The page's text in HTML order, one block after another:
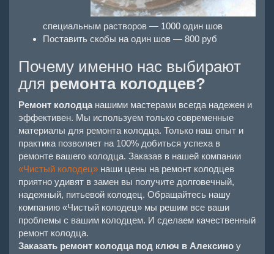
специальным растворов — 1000 один шов
Поставить скобы на один шов — 800 руб
Почему именно нас выбирают
для ремонта колодцев?
Ремонт колодца нашими мастерами всегда надежен и
эффективен. Мы используем только современные
материалы для ремонта колодца. Только наш опыт и
практика позволяет на 100% добиться успеха в
ремонте вашего колодца. Заказав в нашей компании
«Чистый колодец» наши цены на ремонт колодцев
приятно удивят в замен вы получите долговечный,
надежный, питьевой колодец. Обращайтесь нашу
компанию «Чистый колодец» мы решим все ваши
проблемы с вашим колодцем. И сделаем качественный
ремонт колодца.
Заказать ремонт колодца под ключ в Алексино у